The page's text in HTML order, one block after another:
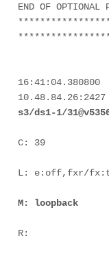
END OF
******************
16:41:04.380800
s3/ds1-1/
C: 39
L: e:off,fxr/
M: loopback
R: